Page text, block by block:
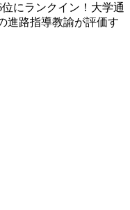
にランクイン！大学通
進路指導教諭が評価す